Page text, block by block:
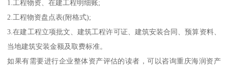
1.工程物资、在建工程明细账;
2.工程物资盘点表(附格式);
3.在建工程立项批文、建筑工程许可证、建筑安装合同、预算资料、
当地建筑安装金额及取费标准。
如果有需要进行企业整体资产评估的读者，可以咨询重庆海润资产